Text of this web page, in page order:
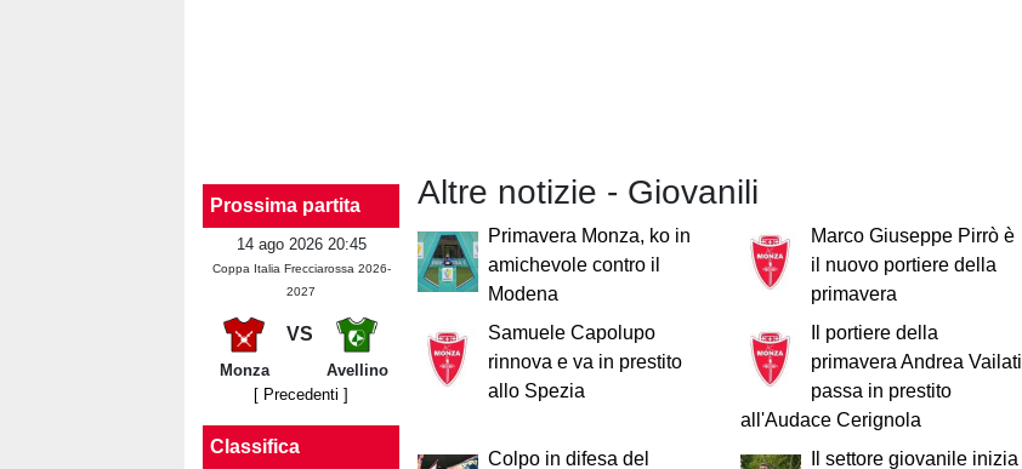
Prossima partita
14 ago 2026 20:45
Coppa Italia Frecciarossa 2026-
2027
VS
Monza
Avellino
[ Precedenti ]
Classifica
Altre notizie - Giovanili
Primavera Monza, ko in
amichevole contro il
Modena
Marco Giuseppe Pirrò è
il nuovo portiere della
primavera
Samuele Capolupo
rinnova e va in prestito
allo Spezia
Il portiere della
primavera Andrea Vailati
passa in prestito
all'Audace Cerignola
Colpo in difesa del
Il settore giovanile inizia